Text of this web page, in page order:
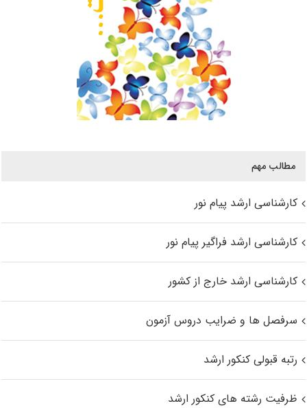
مطالب مهم
کارشناسی ارشد پیام نور
کارشناسی ارشد فراگیر پیام نور
کارشناسی ارشد خارج از کشور
سرفصل ها و ضرایب دروس آزمون
رتبه قبولی کنکور ارشد
ظرفیت رشته های کنکور ارشد